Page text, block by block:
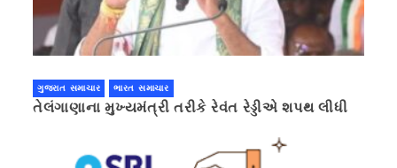
ગુજરાત સમાચાર ભારત સમાચાર
તેલંગાણાના મુખ્યમંત્રી તરીકે રેવંત રેડ્ડીએ શપથ લીધી